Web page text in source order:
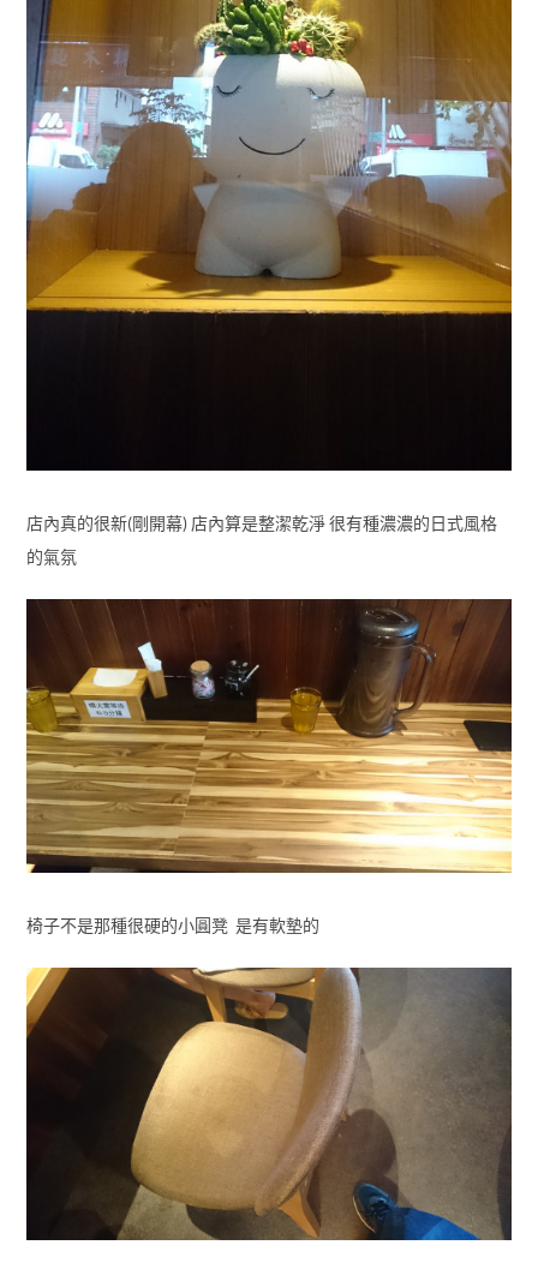
店內真的很新(剛開幕) 店內算是整潔乾淨 很有種濃濃的日式風格
的氣氛
椅子不是那種很硬的小圓凳 是有軟墊的